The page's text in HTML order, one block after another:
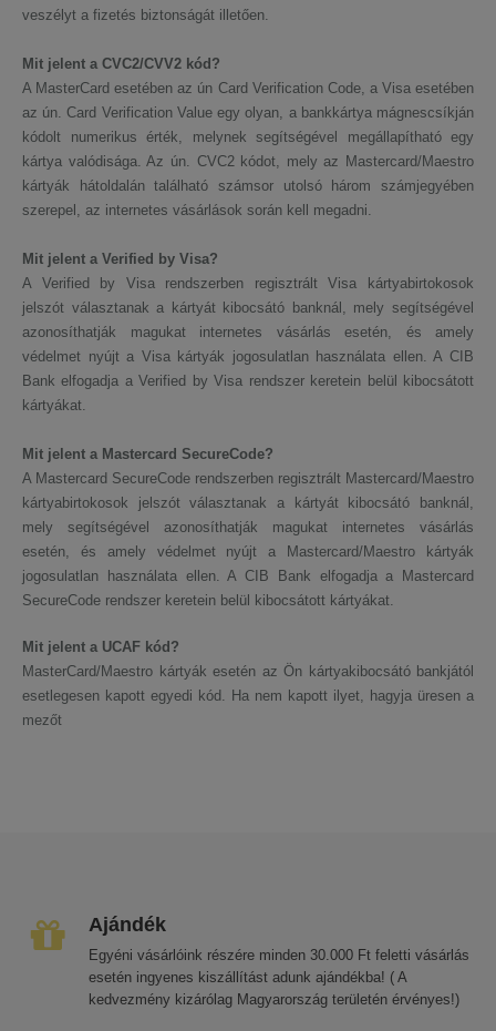
veszélyt a fizetés biztonságát illetően.
Mit jelent a CVC2/CVV2 kód?
A MasterCard esetében az ún Card Verification Code, a Visa esetében
az ún. Card Verification Value egy olyan, a bankkártya mágnescsíkján
kódolt numerikus érték, melynek segítségével megállapítható egy
kártya valódisága. Az ún. CVC2 kódot, mely az Mastercard/Maestro
kártyák hátoldalán található számsor utolsó három számjegyében
szerepel, az internetes vásárlások során kell megadni.
Mit jelent a Verified by Visa?
A Verified by Visa rendszerben regisztrált Visa kártyabirtokosok
jelszót választanak a kártyát kibocsátó banknál, mely segítségével
azonosíthatják magukat internetes vásárlás esetén, és amely
védelmet nyújt a Visa kártyák jogosulatlan használata ellen. A CIB
Bank elfogadja a Verified by Visa rendszer keretein belül kibocsátott
kártyákat.
Mit jelent a Mastercard SecureCode?
A Mastercard SecureCode rendszerben regisztrált Mastercard/Maestro
kártyabirtokosok jelszót választanak a kártyát kibocsátó banknál,
mely segítségével azonosíthatják magukat internetes vásárlás
esetén, és amely védelmet nyújt a Mastercard/Maestro kártyák
jogosulatlan használata ellen. A CIB Bank elfogadja a Mastercard
SecureCode rendszer keretein belül kibocsátott kártyákat.
Mit jelent a UCAF kód?
MasterCard/Maestro kártyák esetén az Ön kártyakibocsátó bankjától
esetlegesen kapott egyedi kód. Ha nem kapott ilyet, hagyja üresen a
mezőt
Ajándék
Egyéni vásárlóink részére minden 30.000 Ft feletti vásárlás
esetén ingyenes kiszállítást adunk ajándékba! ( A
kedvezmény kizárólag Magyarország területén érvényes!)